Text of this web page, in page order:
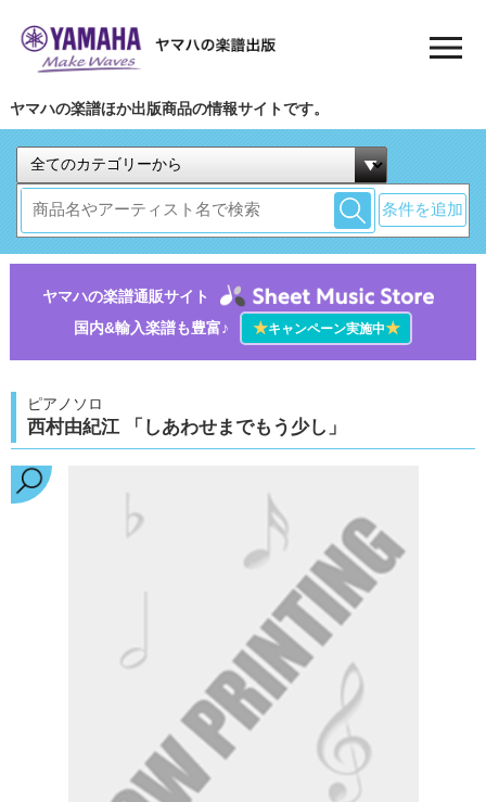
ヤマハの楽譜ほか出版商品の情報サイトです。
条件を追加
ヤマハの楽譜通販サイト
国内&輸入楽譜も豊富♪
★キャンペーン実施中★
ピアノソロ
西村由紀江 「しあわせまでもう少し」